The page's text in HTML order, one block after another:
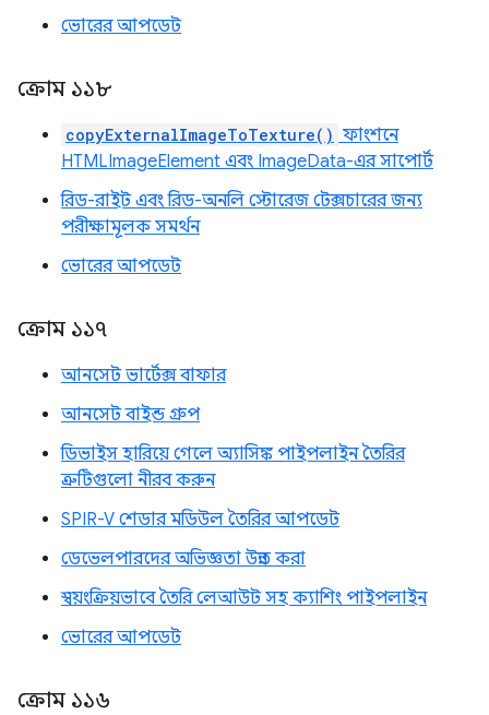
ভোরের আপডেট
ক্রোম ১১৮
copyExternalImageToTexture() ফাংশনে
HTMLImageElement এবং ImageData-এর সাপোর্ট
রিড-রাইট এবং রিড-অনলি স্টোরেজ টেক্সচারের জন্য
পরীক্ষামূলক সমর্থন
ভোরের আপডেট
ক্রোম ১১৭
আনসেট ভার্টেক্স বাফার
আনসেট বাইন্ড গ্রুপ
ডিভাইস হারিয়ে গেলে অ্যাসিঙ্ক পাইপলাইন তৈরির
ত্রুটিগুলো নীরব করুন
SPIR-V শেডার মডিউল তৈরির আপডেট
ডেভেলপারদের অভিজ্ঞতা উন্নত করা
স্বয়ংক্রিয়ভাবে তৈরি লেআউট সহ ক্যাশিং পাইপলাইন
ভোরের আপডেট
ক্রোম ১১৬